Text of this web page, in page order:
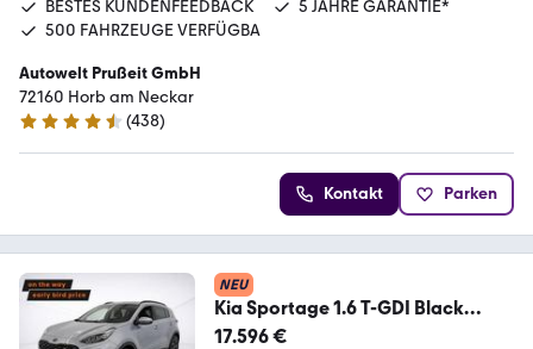
BESTES KUNDENFEEDBACK
5 JAHRE GARANTIE*
500 FAHRZEUGE VERFÜGBA
Autowelt Prußeit GmbH
72160 Horb am Neckar
4.4 Sterne
(438)
Kontakt Parken
NEU
Kia Sportage 1.6 T-GDI Black
Edition Aut. Kamera/SHZ
17.596 €